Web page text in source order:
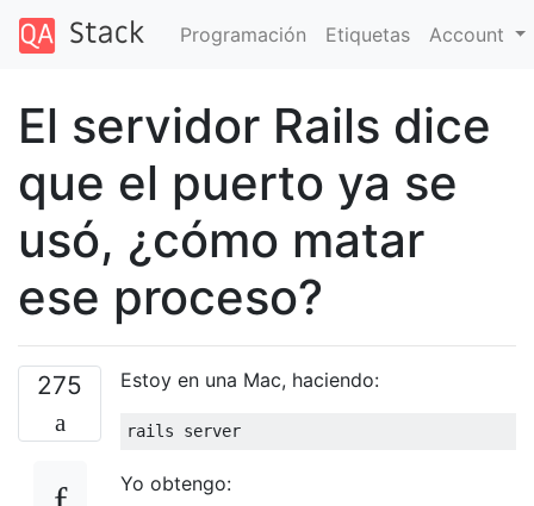
Programación Etiquetas Account
El servidor Rails dice
que el puerto ya se
usó, ¿cómo matar
ese proceso?
275 Estoy en una Mac, haciendo:
rails server
Yo obtengo: